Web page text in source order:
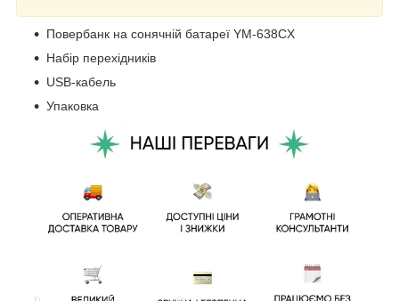
Повербанк на сонячній батареї YM-638CX
Набір перехідників
USB-кабель
Упаковка